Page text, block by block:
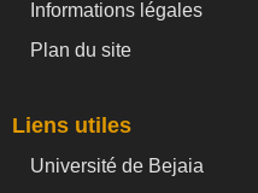
Informations légales
Plan du site
Liens utiles
Université de Bejaia